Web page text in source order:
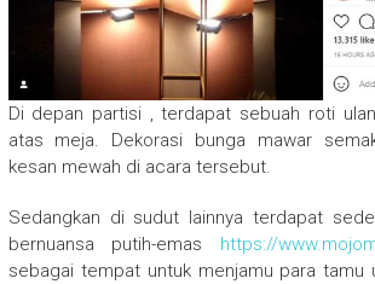
Di depan partisi , terdapat sebuah roti
atas meja. Dekorasi bunga mawar
kesan mewah di acara tersebut.
Sedangkan di sudut lainnya terdapat
bernuansa putih-emas https://
sebagai tempat untuk menjamu para tamu